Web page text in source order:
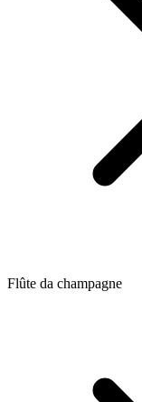
Flûte da champagne